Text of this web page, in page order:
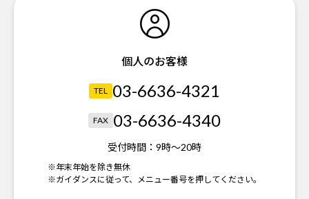
個人のお客様
TEL 03-6636-4321
FAX 03-6636-4340
受付時間： 9時～20時
※年末年始を除き無休
※ガイダンスに従って、メニュー番号を押してください。